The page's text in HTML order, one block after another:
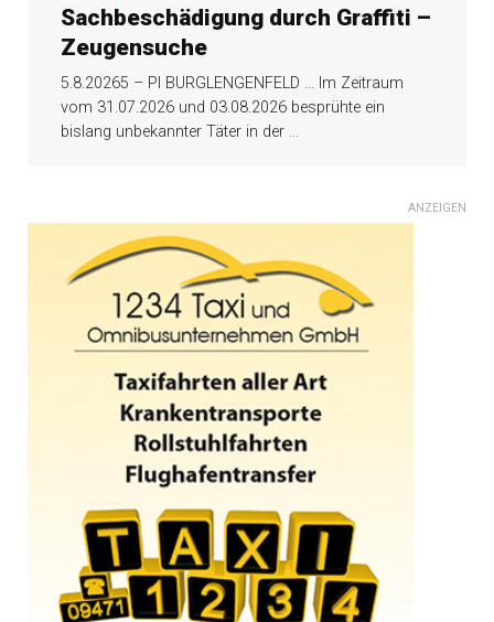
Sachbeschädigung durch Graffiti –
Zeugensuche
5.8.20265 – PI BURGLENGENFELD … Im Zeitraum
vom 31.07.2026 und 03.08.2026 besprühte ein
bislang unbekannter Täter in der ...
ANZEIGEN